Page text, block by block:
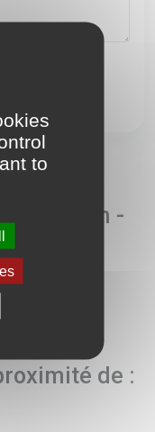
sur le
Telecom -
de :
to